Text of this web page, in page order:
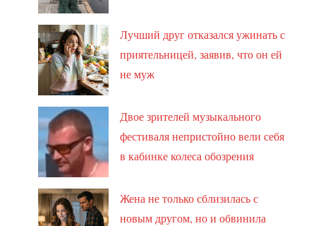
Лучший друг отказался ужинать с
приятельницей, заявив, что он ей
не муж
Двое зрителей музыкального
фестиваля непристойно вели себя
в кабинке колеса обозрения
Жена не только сблизилась с
новым другом, но и обвинила